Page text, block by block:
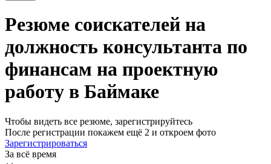
Резюме соискателей на
должность консультанта по
финансам на проектную
работу в Баймаке
Чтобы видеть все резюме, зарегистрируйтесь
После регистрации покажем ещё 2 и откроем фото
Зарегистрироваться
За всё время